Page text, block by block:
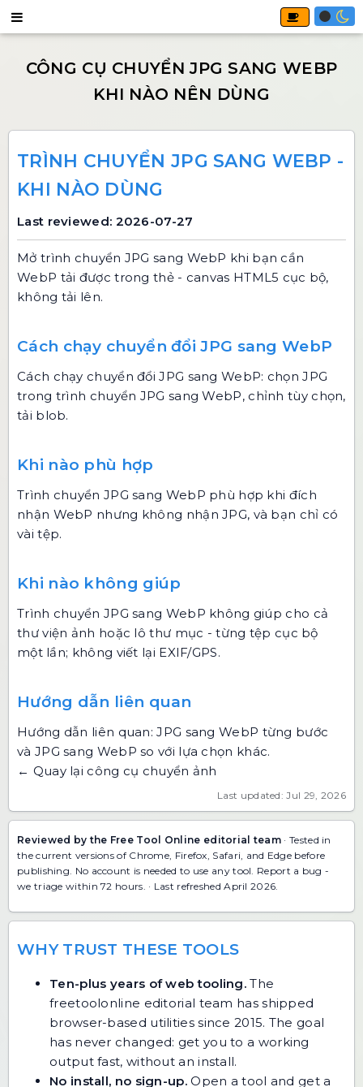
TRÌNH CHUYỂN JPG SANG WEBP -
KHI NÀO DÙNG
Last reviewed: 2026-07-27
Mở trình chuyển JPG sang WebP khi bạn cần
WebP tải được trong thẻ - canvas HTML5 cục bộ,
không tải lên.
Cách chạy chuyển đổi JPG sang WebP
Cách chạy chuyển đổi JPG sang WebP: chọn JPG
trong trình chuyển JPG sang WebP, chỉnh tùy chọn,
tải blob.
Khi nào phù hợp
Trình chuyển JPG sang WebP phù hợp khi đích
nhận WebP nhưng không nhận JPG, và bạn chỉ có
vài tệp.
Khi nào không giúp
Trình chuyển JPG sang WebP không giúp cho cả
thư viện ảnh hoặc lô thư mục - từng tệp cục bộ
một lần; không viết lại EXIF/GPS.
Hướng dẫn liên quan
Hướng dẫn liên quan:JPG sang WebP từng bước
và JPG sang WebP so với lựa chọn khác.
← Quay lại công cụ chuyển ảnh
Last updated: Jul 29, 2026
Reviewed by the Free Tool Online editorial team · Tested in
the current versions of Chrome, Firefox, Safari, and Edge before
publishing. No account is needed to use any tool. Report a bug -
we triage within 72 hours. · Last refreshed April 2026.
WHY TRUST THESE TOOLS
Ten-plus years of web tooling. The
freetoolonline editorial team has shipped
browser-based utilities since 2015. The goal
has never changed: get you to a working
output fast, without an install.
No install, no sign-up.Open a tool and get a